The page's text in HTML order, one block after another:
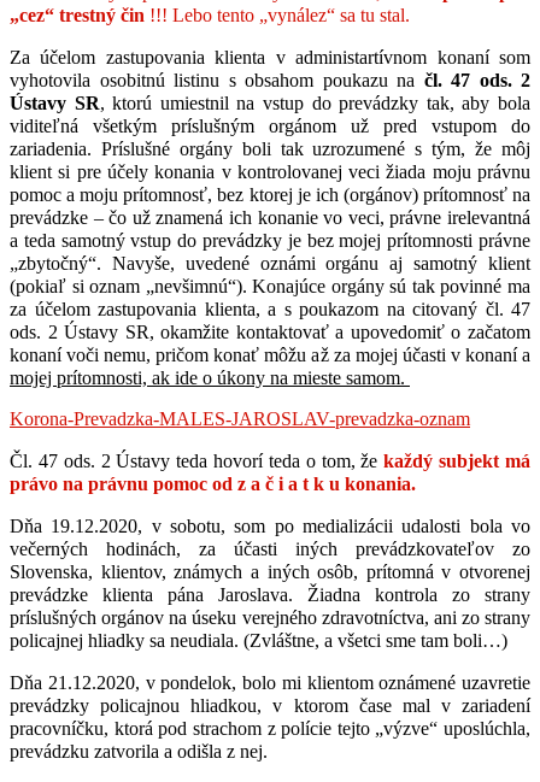
„cez“ trestný čin !!! Lebo tento „vynález“ sa tu stal.
Za účelom zastupovania klienta v administartívnom konaní som
vyhotovila osobitnú listinu s obsahom poukazu na čl. 47 ods. 2
Ústavy SR, ktorú umiestnil na vstup do prevádzky tak, aby bola
viditeľná všetkým príslušným orgánom už pred vstupom do
zariadenia. Príslušné orgány boli tak uzrozumené s tým, že môj
klient si pre účely konania v kontrolovanej veci žiada moju právnu
pomoc a moju prítomnosť, bez ktorej je ich (orgánov) prítomnosť na
prevádzke – čo už znamená ich konanie vo veci, právne irelevantná
a teda samotný vstup do prevádzky je bez mojej prítomnosti právne
„zbytočný“. Navyše, uvedené oznámi orgánu aj samotný klient
(pokiaľ si oznam „nevšimnú“). Konajúce orgány sú tak povinné ma
za účelom zastupovania klienta, a s poukazom na citovaný čl. 47
ods. 2 Ústavy SR, okamžite kontaktovať a upovedomiť o začatom
konaní voči nemu, pričom konať môžu až za mojej účasti v konaní a
mojej prítomnosti, ak ide o úkony na mieste samom.
Korona-Prevadzka-MALES-JAROSLAV-prevadzka-oznam
Čl. 47 ods. 2 Ústavy teda hovorí teda o tom, žekaždý subjekt má
právo na právnu pomoc od z a č i a t k u konania.
Dňa 19.12.2020, v sobotu, som po medializácii udalosti bola vo
večerných hodinách, za účasti iných prevádzkovateľov zo
Slovenska, klientov, známych a iných osôb, prítomná v otvorenej
prevádzke klienta pána Jaroslava. Žiadna kontrola zo strany
príslušných orgánov na úseku verejného zdravotníctva, ani zo strany
policajnej hliadky sa neudiala. (Zvláštne, a všetci sme tam boli…)
Dňa 21.12.2020, v pondelok, bolo mi klientom oznámené uzavretie
prevádzky policajnou hliadkou, v ktorom čase mal v zariadení
pracovníčku, ktorá pod strachom z polície tejto „výzve“ uposlúchla,
prevádzku zatvorila a odišla z nej.